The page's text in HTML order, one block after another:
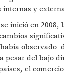
internas y
inició en 2008,
observado
pesar del bajo
el